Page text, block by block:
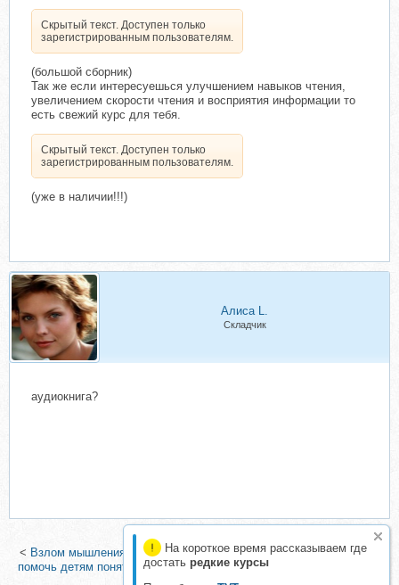
На короткое время рассказываем где
достать редкие курсы
Скрытый текст. Доступен только
зарегистрированным пользователям.
(большой сборник)
Так же если интересуешься улучшением навыков чтения,
увеличением скорости чтения и восприятия информации то
есть свежий курс для тебя.
Скрытый текст. Доступен только
зарегистрированным пользователям.
(уже в наличии!!!)
Алиса L.
Складчик
аудиокнига?
< Взлом мышления (Сергей Комаров)| Мой тайный шимпанзе. Как
помочь детям понять и управлять своими эмоциями и поведением
(Стив Питерс)>